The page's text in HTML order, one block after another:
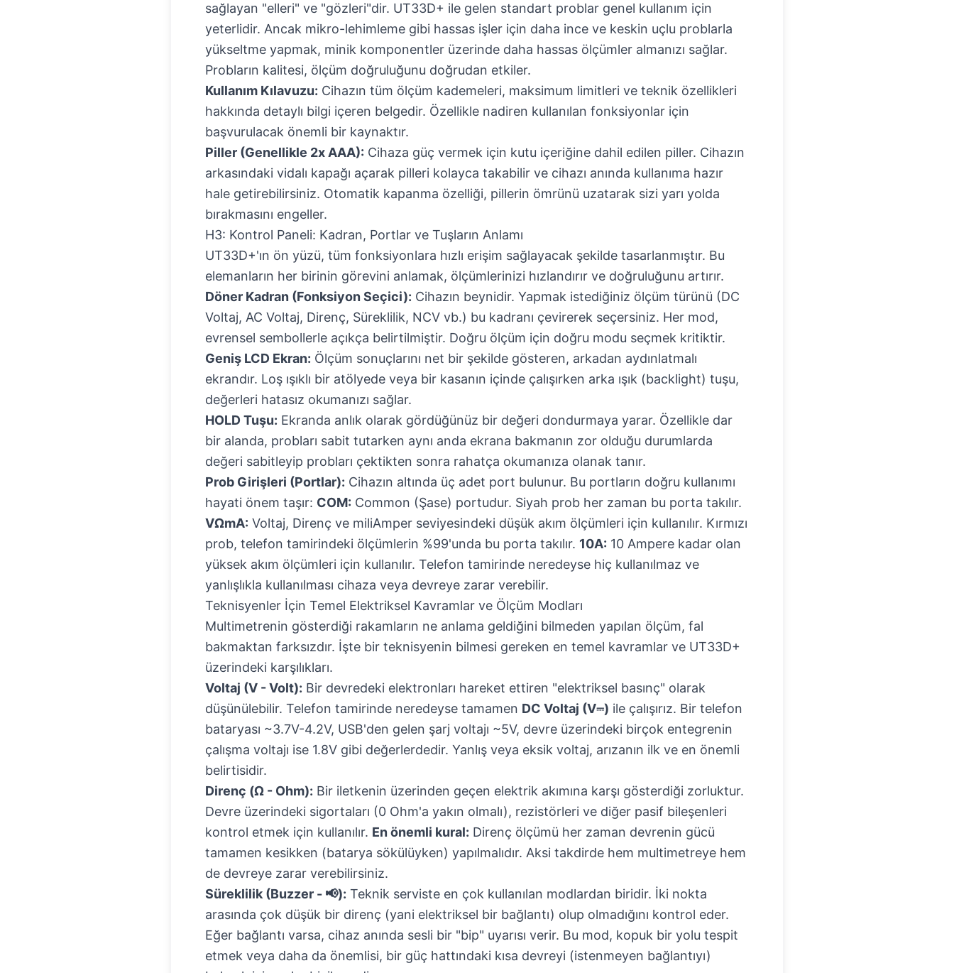
sağlayan "elleri" ve "gözleri"dir. UT33D+ ile gelen standart problar genel kullanım için
yeterlidir. Ancak mikro-lehimleme gibi hassas işler için daha ince ve keskin uçlu problarla
yükseltme yapmak, minik komponentler üzerinde daha hassas ölçümler almanızı sağlar.
Probların kalitesi, ölçüm doğruluğunu doğrudan etkiler.
Kullanım Kılavuzu: Cihazın tüm ölçüm kademeleri, maksimum limitleri ve teknik özellikleri
hakkında detaylı bilgi içeren belgedir. Özellikle nadiren kullanılan fonksiyonlar için
başvurulacak önemli bir kaynaktır.
Piller (Genellikle 2x AAA): Cihaza güç vermek için kutu içeriğine dahil edilen piller. Cihazın
arkasındaki vidalı kapağı açarak pilleri kolayca takabilir ve cihazı anında kullanıma hazır
hale getirebilirsiniz. Otomatik kapanma özelliği, pillerin ömrünü uzatarak sizi yarı yolda
bırakmasını engeller.
H3: Kontrol Paneli: Kadran, Portlar ve Tuşların Anlamı
UT33D+'ın ön yüzü, tüm fonksiyonlara hızlı erişim sağlayacak şekilde tasarlanmıştır. Bu
elemanların her birinin görevini anlamak, ölçümlerinizi hızlandırır ve doğruluğunu artırır.
Döner Kadran (Fonksiyon Seçici): Cihazın beynidir. Yapmak istediğiniz ölçüm türünü (DC
Voltaj, AC Voltaj, Direnç, Süreklilik, NCV vb.) bu kadranı çevirerek seçersiniz. Her mod,
evrensel sembollerle açıkça belirtilmiştir. Doğru ölçüm için doğru modu seçmek kritiktir.
Geniş LCD Ekran: Ölçüm sonuçlarını net bir şekilde gösteren, arkadan aydınlatmalı
ekrandır. Loş ışıklı bir atölyede veya bir kasanın içinde çalışırken arka ışık (backlight) tuşu,
değerleri hatasız okumanızı sağlar.
HOLD Tuşu: Ekranda anlık olarak gördüğünüz bir değeri dondurmaya yarar. Özellikle dar
bir alanda, probları sabit tutarken aynı anda ekrana bakmanın zor olduğu durumlarda
değeri sabitleyip probları çektikten sonra rahatça okumanıza olanak tanır.
Prob Girişleri (Portlar): Cihazın altında üç adet port bulunur. Bu portların doğru kullanımı
hayati önem taşır: COM: Common (Şase) portudur. Siyah prob her zaman bu porta takılır.
VΩmA: Voltaj, Direnç ve miliAmper seviyesindeki düşük akım ölçümleri için kullanılır. Kırmızı
prob, telefon tamirindeki ölçümlerin %99'unda bu porta takılır. 10A: 10 Ampere kadar olan
yüksek akım ölçümleri için kullanılır. Telefon tamirinde neredeyse hiç kullanılmaz ve
yanlışlıkla kullanılması cihaza veya devreye zarar verebilir.
Teknisyenler İçin Temel Elektriksel Kavramlar ve Ölçüm Modları
Multimetrenin gösterdiği rakamların ne anlama geldiğini bilmeden yapılan ölçüm, fal
bakmaktan farksızdır. İşte bir teknisyenin bilmesi gereken en temel kavramlar ve UT33D+
üzerindeki karşılıkları.
Voltaj (V - Volt): Bir devredeki elektronları hareket ettiren "elektriksel basınç" olarak
düşünülebilir. Telefon tamirinde neredeyse tamamen DC Voltaj (V⎓) ile çalışırız. Bir telefon
bataryası ~3.7V-4.2V, USB'den gelen şarj voltajı ~5V, devre üzerindeki birçok entegrenin
çalışma voltajı ise 1.8V gibi değerlerdedir. Yanlış veya eksik voltaj, arızanın ilk ve en önemli
belirtisidir.
Direnç (Ω - Ohm): Bir iletkenin üzerinden geçen elektrik akımına karşı gösterdiği zorluktur.
Devre üzerindeki sigortaları (0 Ohm'a yakın olmalı), rezistörleri ve diğer pasif bileşenleri
kontrol etmek için kullanılır. En önemli kural: Direnç ölçümü her zaman devrenin gücü
tamamen kesikken (batarya sökülüyken) yapılmalıdır. Aksi takdirde hem multimetreye hem
de devreye zarar verebilirsiniz.
Süreklilik (Buzzer - 📢): Teknik serviste en çok kullanılan modlardan biridir. İki nokta
arasında çok düşük bir direnç (yani elektriksel bir bağlantı) olup olmadığını kontrol eder.
Eğer bağlantı varsa, cihaz anında sesli bir "bip" uyarısı verir. Bu mod, kopuk bir yolu tespit
etmek veya daha da önemlisi, bir güç hattındaki kısa devreyi (istenmeyen bağlantıyı)